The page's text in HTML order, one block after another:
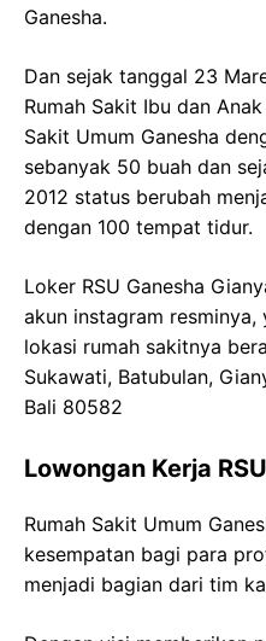
Ganesha.
Dan sejak tanggal 23
Rumah Sakit Ibu dan
Sakit Umum Ganesha
sebanyak 50 buah dan
2012 status berubah
dengan 100 tempat tidur.
Loker RSU Ganesha
akun instagram resminya,
lokasi rumah sakitnya
Sukawati, Batubulan,
Bali 80582
Lowongan Kerja
Rumah Sakit Umum
kesempatan bagi para
menjadi bagian dari tim